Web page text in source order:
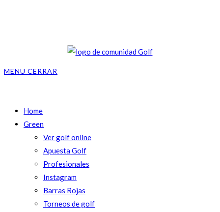
MENU CERRAR
Home
Green
Ver golf online
Apuesta Golf
Profesionales
Instagram
Barras Rojas
Torneos de golf